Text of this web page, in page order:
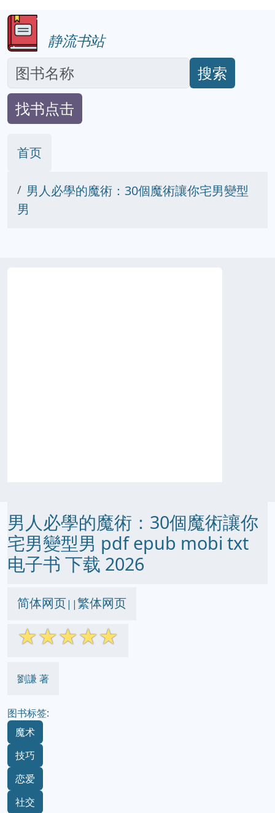
静流书站
搜索
找书点击
首页
男人必學的魔術：30個魔術讓你宅男變型
男
男人必學的魔術：30個魔術讓你
宅男變型男 pdf epub mobi txt
电子书 下载 2026
简体网页||繁体网页
☆☆☆☆☆
劉謙 著
图书标签:
魔术
技巧
恋爱
社交